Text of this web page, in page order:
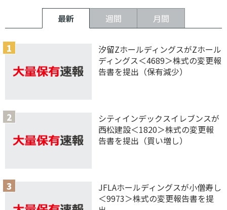
最新 週間 月間
汐留ZホールディングスがZホール
ディングス＜4689＞株式の変更報
告書を提出（保有減少）
シティインデックスイレブンスが
西松建設＜1820＞株式の変更報
告書を提出（買い増し）
JFLAホールディングスが小僧寿し
＜9973＞株式の変更報告書を提